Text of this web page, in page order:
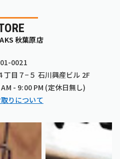
秋葉原店
0021
丁目７−５ 石川興産ビル 2F
- 9:00 PM (定休日無し)
りについて